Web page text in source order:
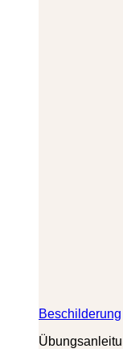
Beschilderung